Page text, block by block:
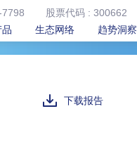
股票代码 : 300662
生态网络 趋势洞察
下载报告